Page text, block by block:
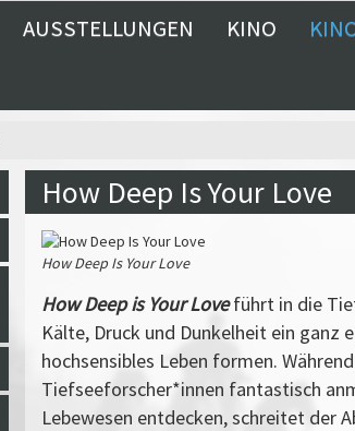
AUSSTELLUNGEN KINO
How Deep Is Your Love
How Deep Is Your Love
How Deep is Your Love führt in die
Kälte, Druck und Dunkelheit ein ganz
hochsensibles Leben formen.
Tiefseeforscher*innen fantastisch
Lebewesen entdecken, schreitet der